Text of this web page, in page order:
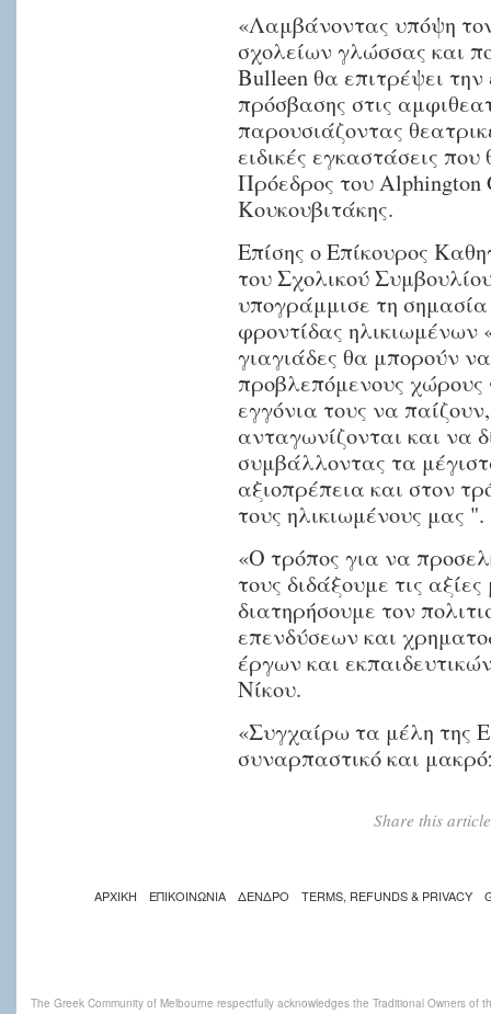
«Λαμβάνοντας υπόψη
σχολείων γλώσσας και
Bulleen θα επιτρέψει
πρόσβασης στις
παρουσιάζοντας
ειδικές εγκαστάσεις
Πρόεδρος του Alphington
Κουκουβιτάκης.
Επίσης ο Επίκουρος
του Σχολικού
υπογράμμισε τη
φροντίδας ηλικιωμένων
γιαγιάδες θα μπορούν
προβλεπόμενους
εγγόνια τους να
ανταγωνίζονται και να
συμβάλλοντας τα
αξιοπρέπεια και στον
τους ηλικιωμένους μας ".
«Ο τρόπος για να
τους διδάξουμε τις
διατηρήσουμε τον
επενδύσεων και
έργων και
Νίκου.
«Συγχαίρω τα μέλη της
συναρπαστικό και
Share this
ΑΡΧΙΚΗ ΕΠΙΚΟΙΝΩΝΙΑ ΔΕΝΔΡΟ TERMS, REFUNDS & PRIVACY
The Greek Community of Melbourne respectfully acknowledges the Traditional Owners